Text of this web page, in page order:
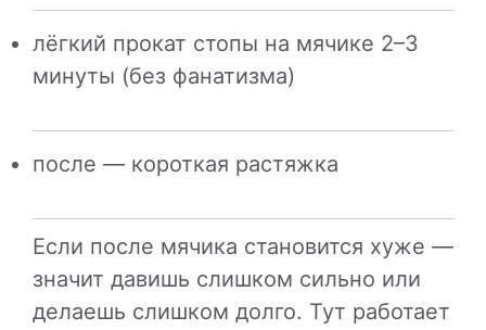
лёгкий прокат стопы на мячике 2–3
минуты (без фанатизма)
после — короткая растяжка
Если после мячика становится хуже —
значит давишь слишком сильно или
делаешь слишком долго. Тут работает